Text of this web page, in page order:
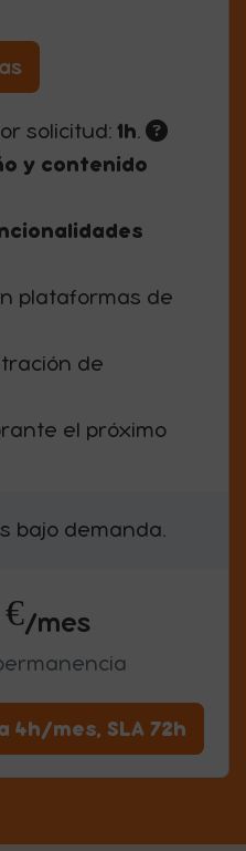
solicitud: 1h.
y contenido
plataformas de
de
el próximo
bajo demanda.
€/mes159
4h/mes, SLA 72h